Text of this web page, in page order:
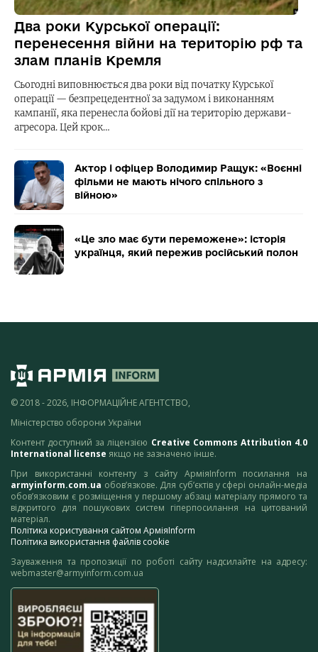
Два роки Курської операції:
перенесення війни на територію рф та
злам планів Кремля
Сьогодні виповнюється два роки від початку Курської
операції — безпрецедентної за задумом і виконанням
кампанії, яка перенесла бойові дії на територію держави-
агресора. Цей крок…
Актор і офіцер Володимир Ращук: «Воєнні
фільми не мають нічого спільного з
війною»
«Це зло має бути переможене»: історія
українця, який пережив російський полон
© 2018 - 2026, ІНФОРМАЦІЙНЕ АГЕНТСТВО,
Міністерство оборони України
Контент доступний за ліцензією Creative Commons Attribution 4.0
International license якщо не зазначено інше.
При використанні контенту з сайту АрміяInform посилання на
armyinform.com.ua обов’язкове. Для суб’єктів у сфері онлайн-медіа
обов’язковим є розміщення у першому абзаці матеріалу прямого та
відкритого для пошукових систем гіперпосилання на цитований
матеріал.
Політика користування сайтом АрміяInform
Політика використання файлів cookie
Зауваження та пропозиції по роботі сайту надсилайте на адресу:
webmaster@armyinform.com.ua